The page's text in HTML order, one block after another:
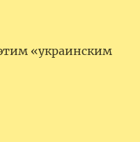
«украинским